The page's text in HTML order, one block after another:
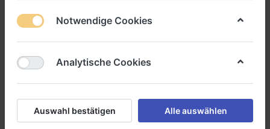
Notwendige Cookies
Analytische Cookies
Auswahl bestätigen Alle auswählen